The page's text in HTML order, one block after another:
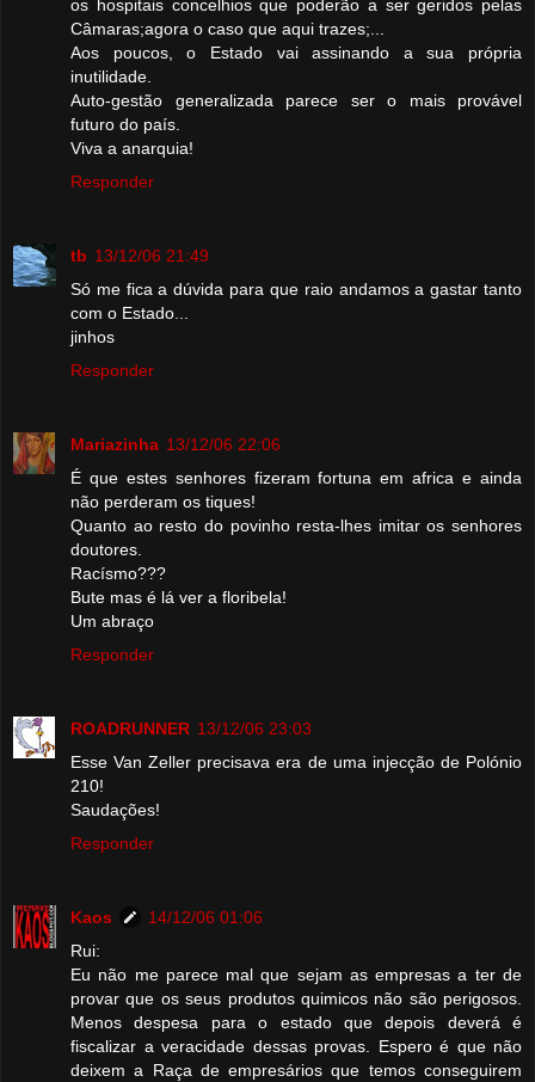
os hospitais concelhios que poderão a ser geridos pelas
Câmaras;agora o caso que aqui trazes;...
Aos poucos, o Estado vai assinando a sua própria
inutilidade.
Auto-gestão generalizada parece ser o mais provável
futuro do país.
Viva a anarquia!
Responder
tb 13/12/06 21:49
Só me fica a dúvida para que raio andamos a gastar tanto
com o Estado...
jinhos
Responder
Mariazinha 13/12/06 22:06
É que estes senhores fizeram fortuna em africa e ainda
não perderam os tiques!
Quanto ao resto do povinho resta-lhes imitar os senhores
doutores.
Racísmo???
Bute mas é lá ver a floribela!
Um abraço
Responder
ROADRUNNER 13/12/06 23:03
Esse Van Zeller precisava era de uma injecção de Polónio
210!
Saudações!
Responder
Kaos
14/12/06 01:06
Rui:
Eu não me parece mal que sejam as empresas a ter de
provar que os seus produtos quimicos não são perigosos.
Menos despesa para o estado que depois deverá é
fiscalizar a veracidade dessas provas. Espero é que não
deixem a Raça de empresários que temos conseguirem